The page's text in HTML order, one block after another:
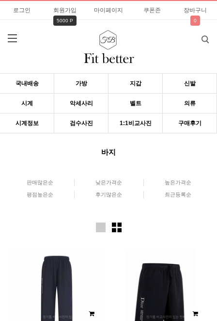
로그인 회원가입
5000 P
마이페이지 쿠폰존 장바구니
0
국내배송 가방 지갑 신발
시계 악세사리 벨트 의류
시계정보 검수사진 1:1비교사진 구매후기
바지
판매많은순 낮은가격순 높은가격순
평점높은순 후기많은순 최근등록순